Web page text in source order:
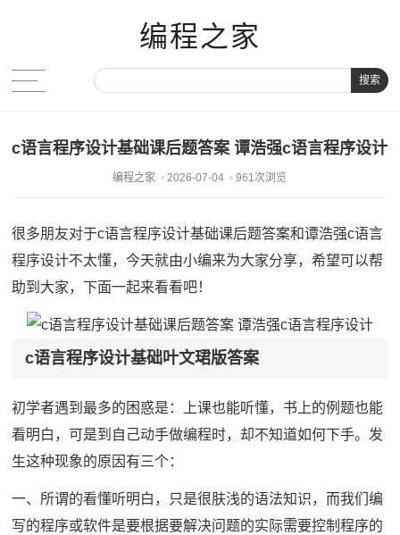
编程之家
搜索
c语言程序设计基础课后题答案 谭浩强c语言程序设计
编程之家 2026-07-04 961次浏览
很多朋友对于c语言程序设计基础课后题答案和谭浩强c语言
程序设计不太懂，今天就由小编来为大家分享，希望可以帮
助到大家，下面一起来看看吧！
c语言程序设计基础叶文珺版答案
初学者遇到最多的困惑是：上课也能听懂，书上的例题也能
看明白，可是到自己动手做编程时，却不知道如何下手。发
生这种现象的原因有三个：
一、所谓的看懂听明白，只是很肤浅的语法知识，而我们编
写的程序或软件是要根据要解决问题的实际需要控制程序的